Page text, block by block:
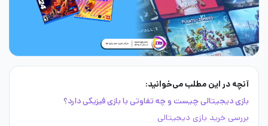
آنچه در این مطلب می‌خوانید:
بازی دیجیتالی چیست و چه تفاوتی با بازی فیزیکی دارد؟
بررسی خرید بازی دیجیتالی